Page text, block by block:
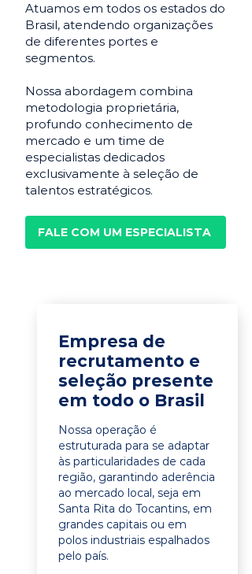
Atuamos em todos os estados do
Brasil, atendendo organizações
de diferentes portes e
segmentos.
Nossa abordagem combina
metodologia proprietária,
profundo conhecimento de
mercado e um time de
especialistas dedicados
exclusivamente à seleção de
talentos estratégicos.
FALE COM UM ESPECIALISTA
Empresa de
recrutamento e
seleção presente
em todo o Brasil
Nossa operação é
estruturada para se adaptar
às particularidades de cada
região, garantindo aderência
ao mercado local, seja em
Santa Rita do Tocantins, em
grandes capitais ou em
polos industriais espalhados
pelo país.